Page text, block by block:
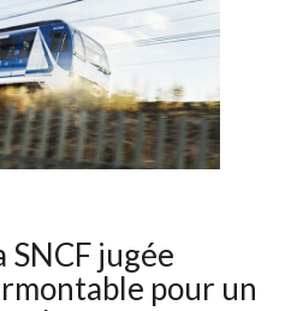
SNCF jugée
pour un